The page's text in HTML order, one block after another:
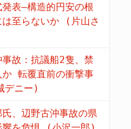
発表―構造的円安の根
は至らないか (片山さ
故：抗議船2隻、禁
か 転覆直前の衝撃事
ニー)
、辺野古沖事故の県